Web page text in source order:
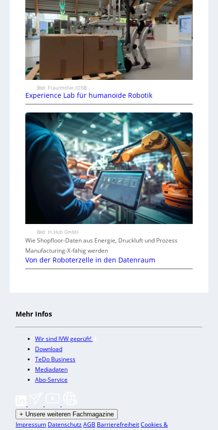
Bild: Fraunhofer IOSB
Experience Lab für humanoide Robotik
Bild: In.Hub GmbH
Wie Shopfloor-Daten aus Energie, Druckluft und Prozess
Manufacturing-X-fähig werden
Von der Roboterzelle in den Datenraum
Mehr Infos
Wir sind IVW geprüft!
Download
TeDo Business
Mediadaten
Abo-Service
+ Unsere weiteren Fachmagazine
Impressum DatenschutzAGB BarrierefreiheitCookies &